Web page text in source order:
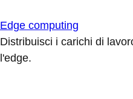
Edge computing
Distribuisci i carichi di
l'edge.